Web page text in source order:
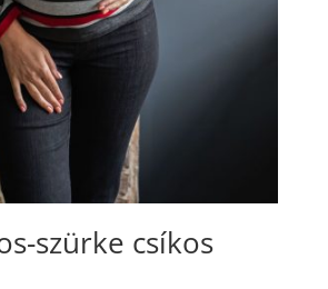
szürke csíkos